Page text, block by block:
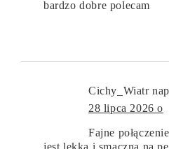
bardzo dobre polecam
Cichy_Wiatr
28 lipca 2026 o
Fajne
jest lekka i smaczna na